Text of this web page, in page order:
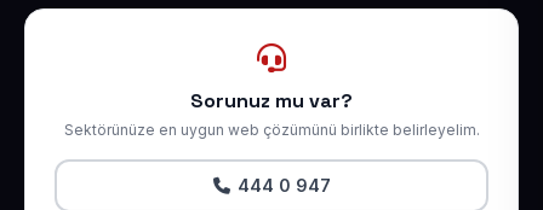
Sorunuz mu var?
Sektörünüze en uygun web çözümünü birlikte belirleyelim.
444 0 947